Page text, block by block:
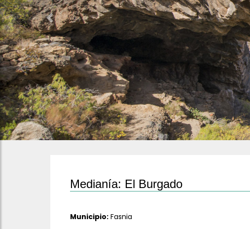
Previous
Medianía: El Burgado
Municipio: Fasnia